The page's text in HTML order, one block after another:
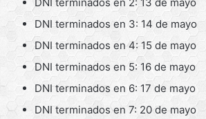
DNI terminados en 3: 14 de mayo
DNI terminados en 4: 15 de mayo
DNI terminados en 5: 16 de mayo
DNI terminados en 6: 17 de mayo
DNI terminados en 7: 20 de mayo